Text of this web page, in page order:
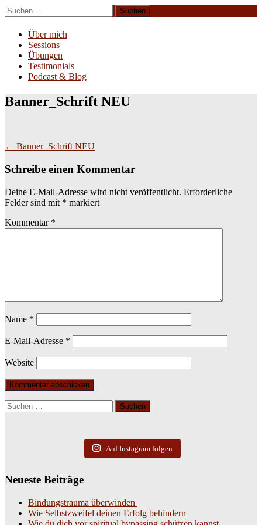
Zum
Inhalt
springen
Suchen
nach:
Über mich
Sessions
Übungen
Testimonials
Podcast & Blog
Banner_Schrift NEU
Beitragsnavigation
← Banner_Schrift NEU
Schreibe einen Kommentar
Deine E-Mail-Adresse wird nicht veröffentlicht. Erforderliche
Felder sind mit * markiert
Kommentar *
Name *
E-Mail-Adresse *
Website
Suchen
nach:
Auf Instagram folgen
Neueste Beiträge
Bindungstrauma überwinden
Wie Selbstzweifel deinen Erfolg behindern